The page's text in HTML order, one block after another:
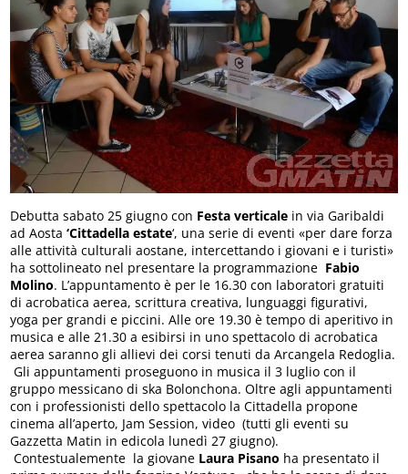
Debutta sabato 25 giugno con Festa verticale in via Garibaldi
ad Aosta ‘Cittadella estate‘, una serie di eventi «per dare forza
alle attività culturali aostane, intercettando i giovani e i turisti»
ha sottolineato nel presentare la programmazione Fabio
Molino. L’appuntamento è per le 16.30 con laboratori gratuiti
di acrobatica aerea, scrittura creativa, lunguaggi figurativi,
yoga per grandi e piccini. Alle ore 19.30 è tempo di aperitivo in
musica e alle 21.30 a esibirsi in uno spettacolo di acrobatica
aerea saranno gli allievi dei corsi tenuti da Arcangela Redoglia.
Gli appuntamenti proseguono in musica il 3 luglio con il
gruppo messicano di ska Bolonchona. Oltre agli appuntamenti
con i professionisti dello spettacolo la Cittadella propone
cinema all’aperto, Jam Session, video (tutti gli eventi su
Gazzetta Matin in edicola lunedì 27 giugno).
Contestualemente la giovane Laura Pisano ha presentato il